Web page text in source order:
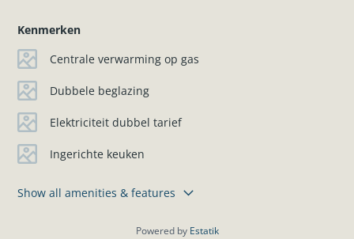
Kenmerken
Centrale verwarming op gas
Dubbele beglazing
Elektriciteit dubbel tarief
Ingerichte keuken
Show all amenities & features
Powered by Estatik